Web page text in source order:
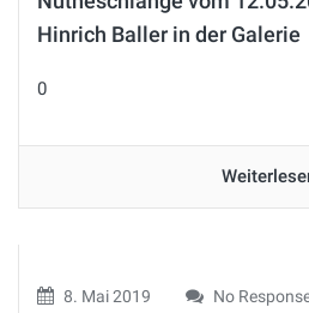
Hinrich Baller in der Galerie
0
8. Mai 2019 No